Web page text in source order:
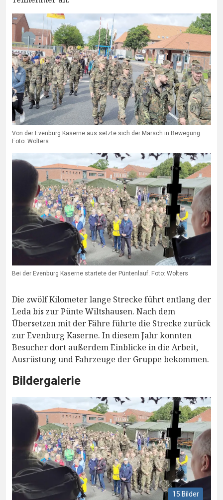
Von der Evenburg Kaserne aus setzte sich der Marsch in Bewegung.
Foto: Wolters
Bei der Evenburg Kaserne startete der Püntenlauf. Foto: Wolters
Die zwölf Kilometer lange Strecke führt entlang der
Leda bis zur Pünte Wiltshausen. Nach dem
Übersetzen mit der Fähre führte die Strecke zurück
zur Evenburg Kaserne. In diesem Jahr konnten
Besucher dort außerdem Einblicke in die Arbeit,
Ausrüstung und Fahrzeuge der Gruppe bekommen.
Bildergalerie
15 Bilder